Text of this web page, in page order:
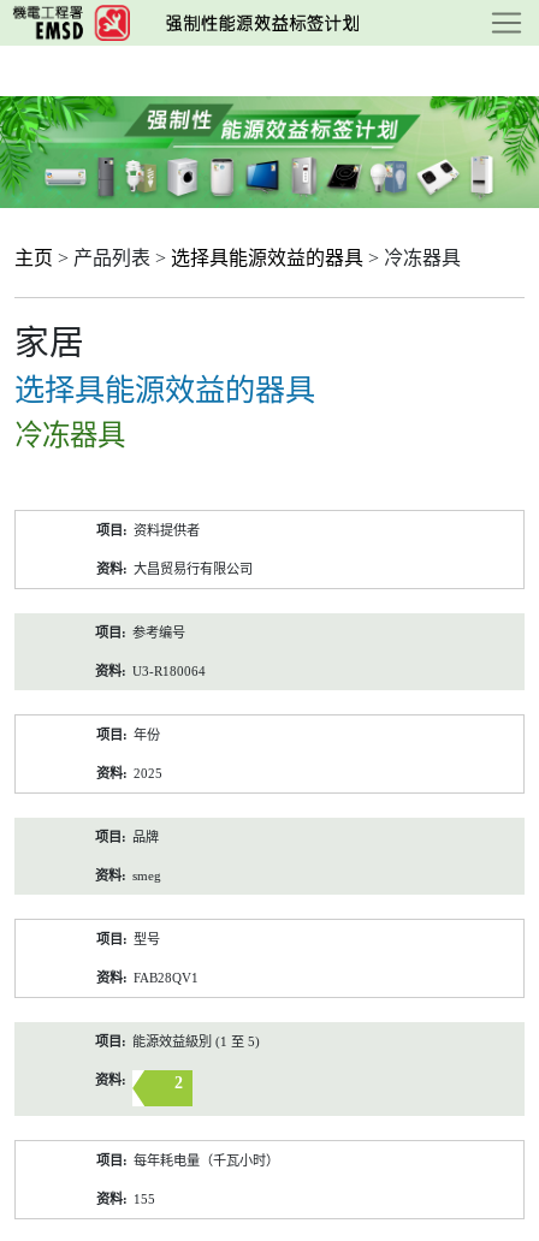
跳
至
要
内
容
主页 > 产品列表 > 选择具能源效益的器具 > 冷冻器具
家居
选择具能源效益的器具
冷冻器具
资料提供者
大昌贸易行有限公司
参考编号
U3-R180064
年份
2025
品牌
smeg
型号
FAB28QV1
能源效益級別 (1 至 5)
2
每年耗电量（千瓦小时）
155